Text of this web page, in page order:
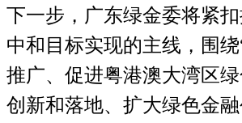
下一步，广东绿金委将紧
中和目标实现的主线，围绕
推广、促进粤港澳大湾区
创新和落地、扩大绿色金